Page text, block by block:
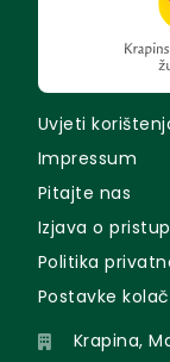
Uvjeti
Impressum
Pitajte nas
Izjava o
Politika
Postavke
Krapina,